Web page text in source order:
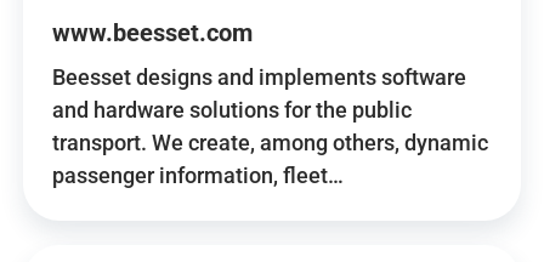
www.beesset.com
Beesset designs and implements software
and hardware solutions for the public
transport. We create, among others, dynamic
passenger information, fleet…